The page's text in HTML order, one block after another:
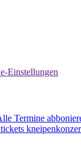
Einstellungen
Termine